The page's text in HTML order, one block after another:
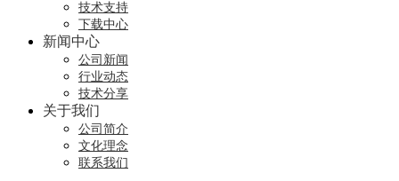
技术支持
下载中心
新闻中心
公司新闻
行业动态
技术分享
关于我们
公司简介
文化理念
联系我们